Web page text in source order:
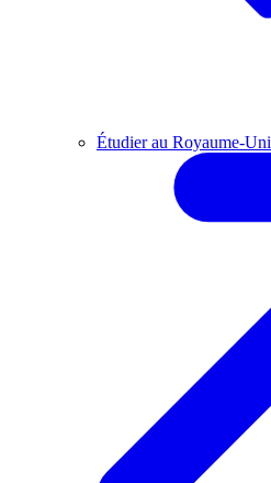
Étudier au Royaume-Uni